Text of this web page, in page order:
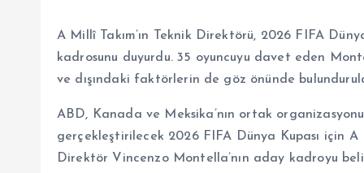
A Millî Takım’ın Teknik Direktörü, 2026 FIFA
kadrosunu duyurdu. 35 oyuncuyu davet eden
ve dışındaki faktörlerin de göz önünde
ABD, Kanada ve Meksika’nın ortak
gerçekleştirilecek 2026 FIFA Dünya Kupası için A
Direktör Vincenzo Montella’nın aday kadroyu